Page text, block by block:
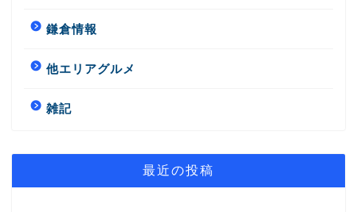
鎌倉情報
他エリアグルメ
雑記
最近の投稿